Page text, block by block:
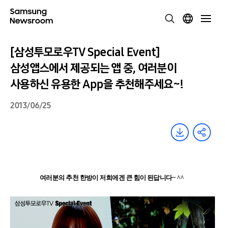
[삼성투모로우TV Special Event]
삼성앱스에서 제공되는 앱 중, 여러분이
사용하신 유용한 App을 추천해주세요~!
2013/06/25
여러분의 추천 한방이 저희에겐 큰 힘이 된답니다~ ^^